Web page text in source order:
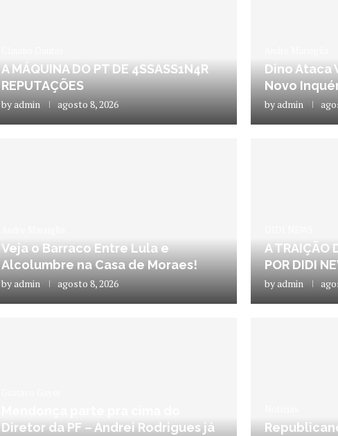
A MÁQUINA DO PT DE 4SSASS1N4R
REPUTAÇÕES
byadmin agosto 8, 2026
Dino Ataca
Novo
byadmin
Veja o Barraco Entre Lula e
Alcolumbre na Casa de Moraes!
byadmin agosto 8, 2026
A TRAIÇÃO
POR DIDI
byadmin
Diretor da PF – Andrei Rodrigues já